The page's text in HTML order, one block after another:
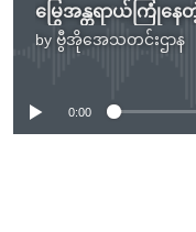
by ဗွီအိုအေသတင်းဌာန
No
0:00